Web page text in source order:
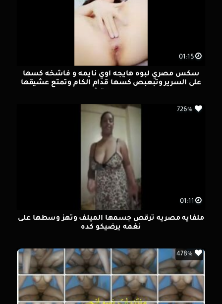
01:15
سكس مصري لبوه هايجه اوي نايمه و فاشخه كسها
على السرير وتبعبص كسها قدام الكام وتمتع عشيقها
01:11
726%
ملفايه مصريه ترقص جسمها الميلف وتهز وسطها على
نغمه يرضيكو كده
478%